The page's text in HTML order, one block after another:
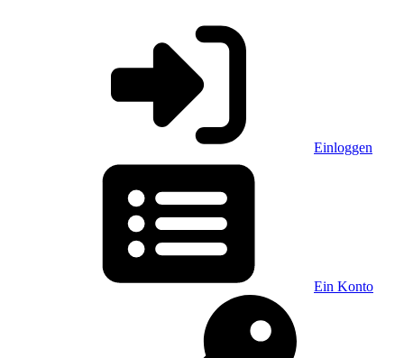
Einloggen
Ein Konto